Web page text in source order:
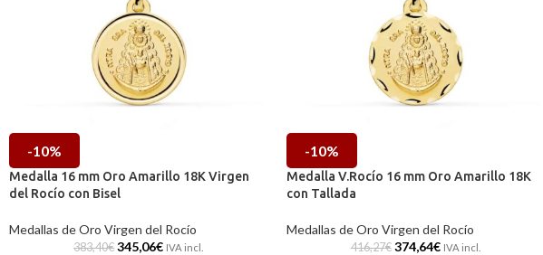
-10%
Medalla 16 mm Oro Amarillo 18K Virgen
del Rocío con Bisel
Medallas de Oro Virgen del Rocío
383,40€ 345,06€ IVA incl.
-10%
Medalla V.Rocío 16 mm Oro Amarillo 18K
con Tallada
Medallas de Oro Virgen del Rocío
416,27€ 374,64€ IVA incl.